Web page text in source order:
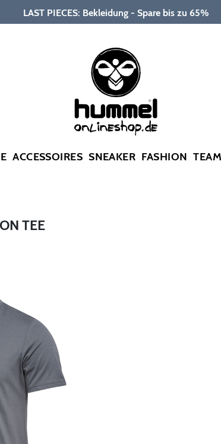
LAST PIECES: Bekleidung - Spare bis zu 65%
ACCESSOIRES SNEAKER FASHION
TEE